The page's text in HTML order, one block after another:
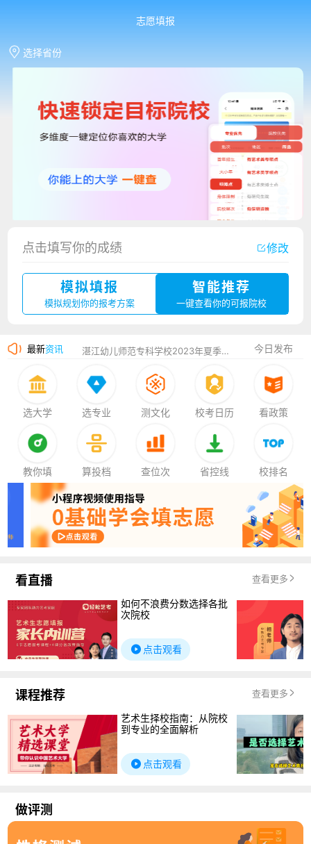
志愿填报
选择省份
点击填写你的成绩 修改
模拟填报
模拟规划你的报考方案
智能推荐
一键查看你的可报院校
最新资讯
厦门大学嘉庚学院2023年艺术类招生简章
湛江幼儿师范专科学校2023年夏季高考招生简章
香港中文大学（深圳）2023年夏季高考招生简章
今日发布
选大学 选专业 测文化 校考日历 看政策
教你填 算投档 查位次 省控线 校排名
看直播 查看更多
如何不浪费分数选择各批
次院校
点击观看
课程推荐 查看更多
艺术生择校指南：从院校
到专业的全面解析
点击观看
做评测